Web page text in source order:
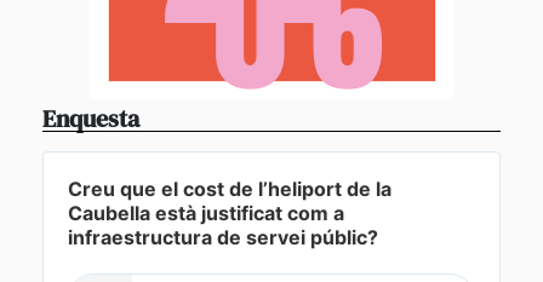
Enquesta
Creu que el cost de l’heliport de la
Caubella està justificat com a
infraestructura de servei públic?